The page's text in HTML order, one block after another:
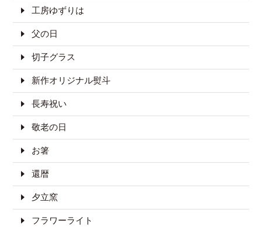
工房ゆずりは
父の日
切子グラス
新作オリジナル熨斗
長寿祝い
敬老の日
お箸
還暦
夕立窯
フラワーライト